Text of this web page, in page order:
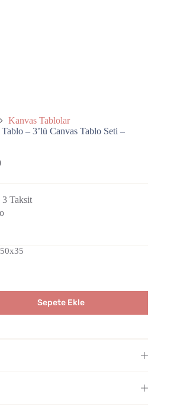
Kanvas Tablolar
– 3’lü Canvas Tablo Seti –
3 Taksit
Sepete Ekle